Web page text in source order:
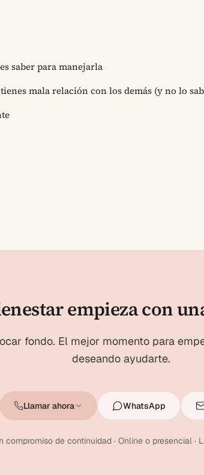
saber para manejarla
mala relación con los demás (y no lo
empieza con
fondo. El mejor momento para
deseando ayudarte.
Llamar ahora WhatsApp
compromiso de continuidad · Online o presencial